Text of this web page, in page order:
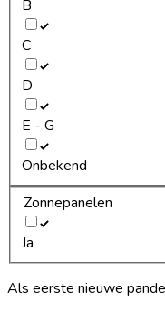
B
C
D
E - G
Onbekend
Zonnepanelen
Ja
Als eerste nieuwe